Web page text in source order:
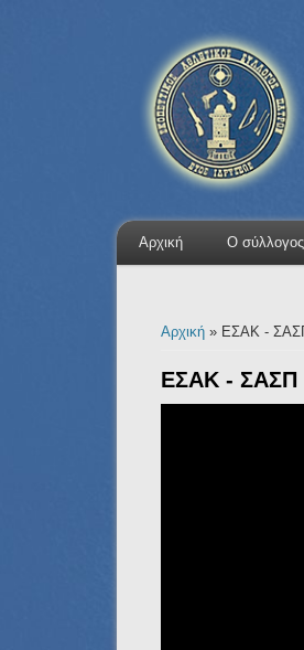
Αρχική Ο σύλλογος
Είστε εδώ
Αρχική» ΕΣΑΚ - ΣΑΣΠ
ΕΣΑΚ - ΣΑΣΠ